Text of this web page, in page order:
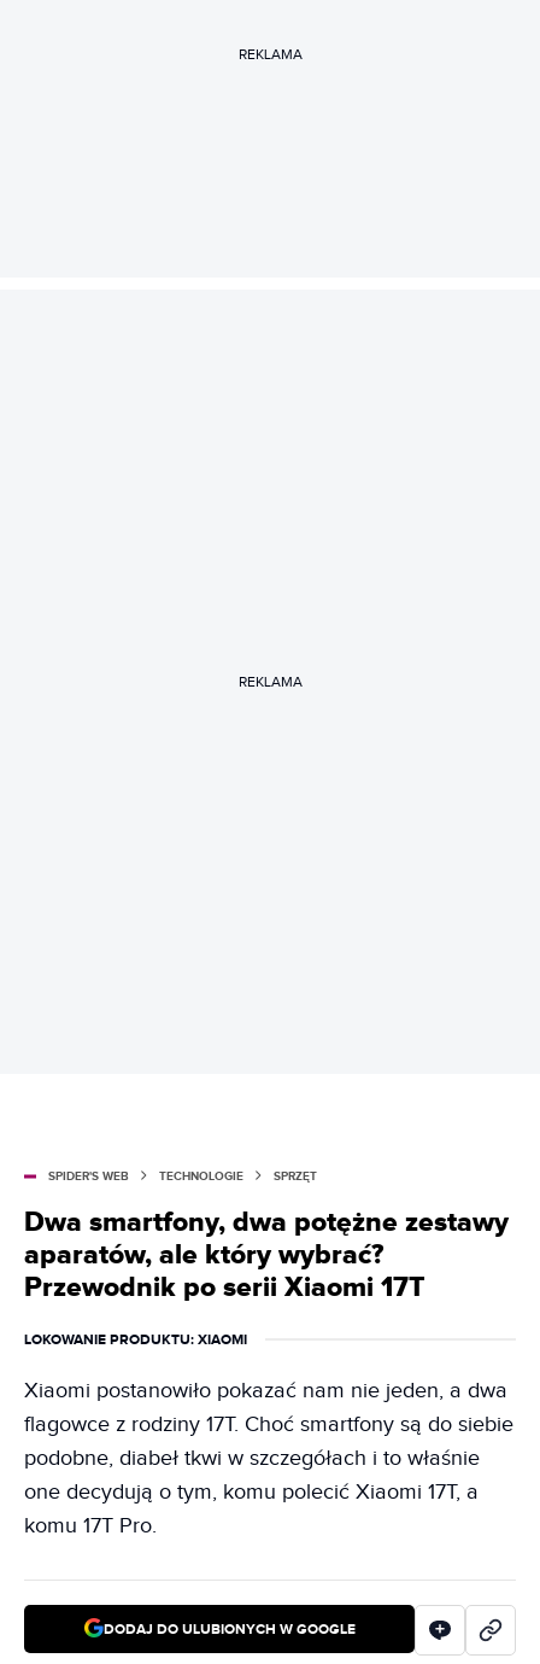
REKLAMA
REKLAMA
SPIDER'S WEB TECHNOLOGIE SPRZĘT
Dwa smartfony, dwa potężne zestawy
aparatów, ale który wybrać?
Przewodnik po serii Xiaomi 17T
LOKOWANIE PRODUKTU: XIAOMI
Xiaomi postanowiło pokazać nam nie jeden, a dwa
flagowce z rodziny 17T. Choć smartfony są do siebie
podobne, diabeł tkwi w szczegółach i to właśnie
one decydują o tym, komu polecić Xiaomi 17T, a
komu 17T Pro.
DODAJ DO ULUBIONYCH W GOOGLE